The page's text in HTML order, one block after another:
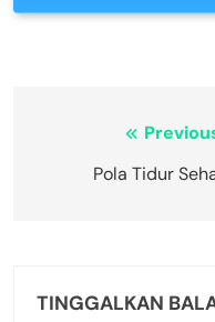
Navigasi
Pola Tidur
TINGGALKAN